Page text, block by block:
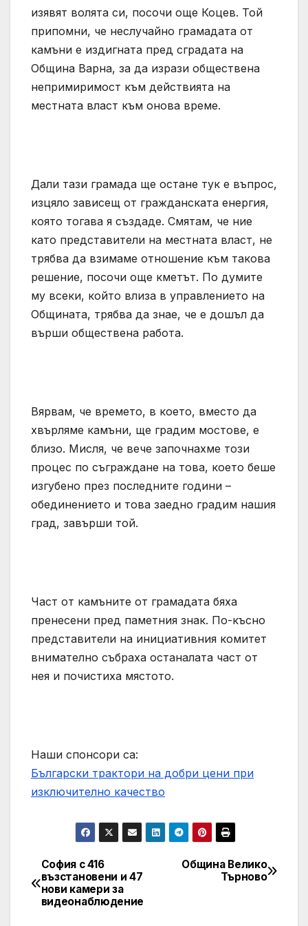
изявят волята си, посочи още Коцев. Той
припомни, че неслучайно грамадата от
камъни е издигната пред сградата на
Община Варна, за да изрази обществена
непримиримост към действията на
местната власт към онова време.
Дали тази грамада ще остане тук е въпрос,
изцяло зависещ от гражданската енергия,
която тогава я създаде. Смятам, че ние
като представители на местната власт, не
трябва да взимаме отношение към такова
решение, посочи още кметът. По думите
му всеки, който влиза в управлението на
Общината, трябва да знае, че е дошъл да
върши обществена работа.
Вярвам, че времето, в което, вместо да
хвърляме камъни, ще градим мостове, е
близо. Мисля, че вече започнахме този
процес по съграждане на това, което беше
изгубено през последните години –
обединението и това заедно градим нашия
град, завърши той.
Част от камъните от грамадата бяха
пренесени пред паметния знак. По-късно
представители на инициативния комитет
внимателно събраха останалата част от
нея и почистиха мястото.
Наши спонсори са:
Български трактори на добри цени при
изключително качество
Post
navigation
Община Велико
Търново
София с 416
възстановени и 47
нови камери за
видеонаблюдение